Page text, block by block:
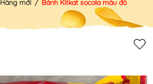
Hàng mới / Bánh Kitkat socola màu đỏ